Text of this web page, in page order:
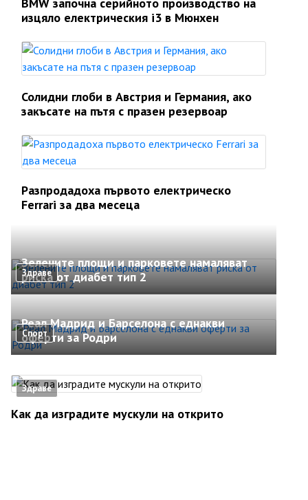
изцяло електрическия i3 в Мюнхен
Солидни глоби в Австрия и Германия, ако
закъсате на пътя с празен резервоар
Разпродадоха първото електрическо
Ferrari за два месеца
Здраве
Зелените площи и парковете намаляват
риска от диабет тип 2
Спорт
Реал Мадрид и Барселона с еднакви
оферти за Родри
Здраве
Как да изградите мускули на открито